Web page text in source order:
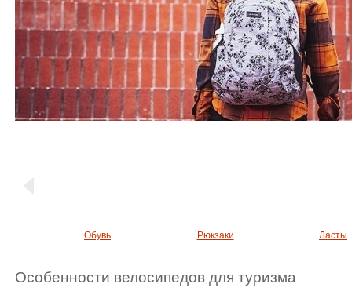
Обувь Рюкзаки Ласты
Особенности велосипедов для туризма